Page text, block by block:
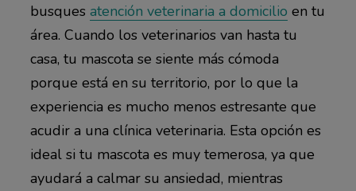
busques atención veterinaria a domicilio en tu
área. Cuando los veterinarios van hasta tu
casa, tu mascota se siente más cómoda
porque está en su territorio, por lo que la
experiencia es mucho menos estresante que
acudir a una clínica veterinaria. Esta opción es
ideal si tu mascota es muy temerosa, ya que
ayudará a calmar su ansiedad, mientras